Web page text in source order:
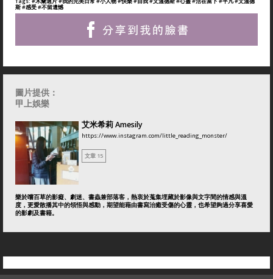
斯#感受#不留遺憾
圖片提供：
甲上娛樂
艾米希莉 Amesily
https://www.instagram.com/little_reading_monster/
文章 15
樂於嚐百草的影癡、劇迷、書蟲兼部落客，熱衷於蒐集埋藏於影像與文字間的情感與溫
度，更愛散播其中的領悟與感動，期望能藉由書寫治癒受傷的心靈，也希望夠過分享喜愛
的影劇及書籍。